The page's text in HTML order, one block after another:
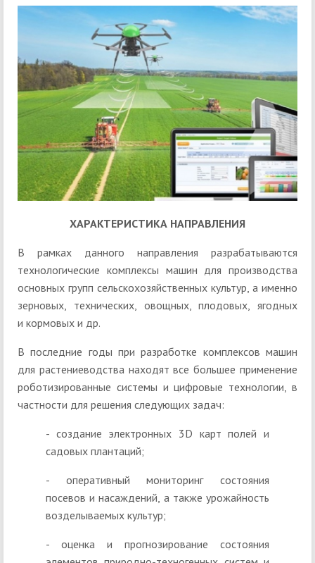
ХАРАКТЕРИСТИКА НАПРАВЛЕНИЯ
В рамках данного направления разрабатываются
технологические комплексы машин для производства
основных групп сельскохозяйственных культур, а именно
зерновых, технических, овощных, плодовых, ягодных
и кормовых и др.
В последние годы при разработке комплексов машин
для растениеводства находят все большее применение
роботизированные системы и цифровые технологии, в
частности для решения следующих задач:
- создание электронных 3D карт полей и
садовых плантаций;
- оперативный мониторинг состояния
посевов и насаждений, а также урожайность
возделываемых культур;
- оценка и прогнозирование состояния